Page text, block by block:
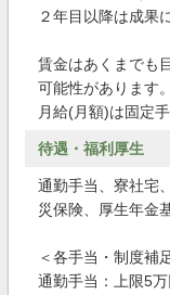
２年目以降は成果
賃金はあくまでも
可能性があります。
月給(月額)は固定
待遇・福利厚生
通勤手当、寮社宅
災保険、厚生年金
＜各手当・制度補
通勤手当：上限5